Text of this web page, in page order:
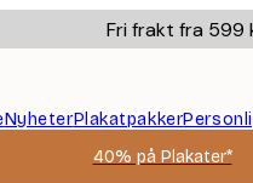
Fri frakt fra 599
NyheterPlakatpakker
40% på Plakater*